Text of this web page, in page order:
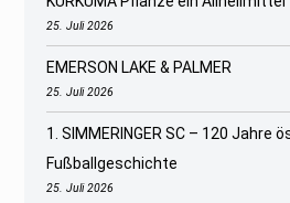
25. Juli 2026
EMERSON LAKE & PALMER
25. Juli 2026
1. SIMMERINGER SC – 120 Jahre
Fußballgeschichte
25. Juli 2026